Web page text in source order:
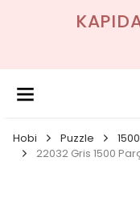
Hobi Puzzle
22032 Gris 1500